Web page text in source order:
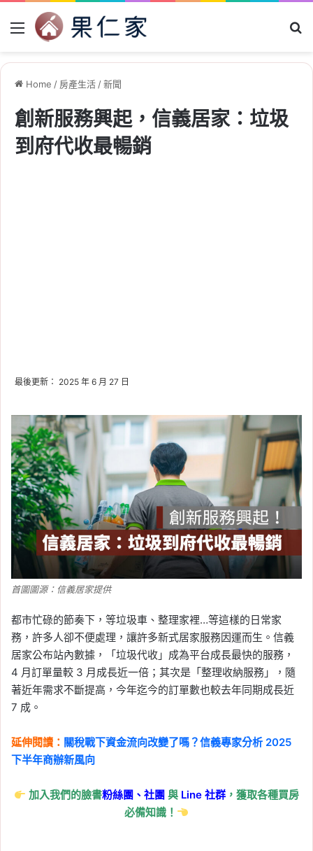
Menu
Home / 房產生活/新聞
創新服務興起，信義居家：垃圾
到府代收最暢銷
最後更新： 2025 年 6 月 27 日
首圖圖源：信義居家提供
都市忙碌的節奏下，等垃圾車、整理家裡…等這樣的日常家
務，許多人卻不便處理，讓許多新式居家服務因運而生。信義
居家公布站內數據，「垃圾代收」成為平台成長最快的服務，
4 月訂單量較 3 月成長近一倍；其次是「整理收納服務」，隨
著近年需求不斷提高，今年迄今的訂單數也較去年同期成長近
7 成。
延伸閱讀： 關稅戰下資金流向改變了嗎？信義專家分析 2025
下半年商辦新風向
加入我們的臉書粉絲團、社團與 Line社群 ，獲取各種買房
必備知識！